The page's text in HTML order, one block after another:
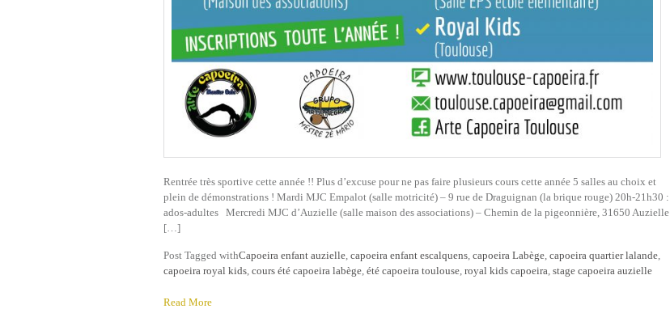
Rentrée très sportive cette année !! Plus d’excuse pour ne pas faire plusieurs cours cette année 5 salles au choix et
plein de démonstrations ! Mardi MJC Empalot (salle motricité) – 9 rue de Draguignan (la brique rouge) 20h-21h30 :
ados-adultes Mercredi MJC d’Auzielle (salle maison des associations) – Chemin de la pigeonnière, 31650 Auzielle
[…]
Post Tagged withCapoeira enfant auzielle, capoeira enfant escalquens, capoeira Labège, capoeira quartier lalande,
capoeira royal kids, cours été capoeira labège, été capoeira toulouse, royal kids capoeira, stage capoeira auzielle
Read More